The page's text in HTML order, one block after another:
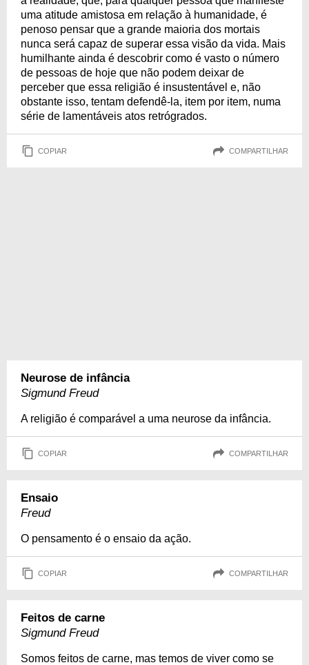
uma atitude amistosa em relação à humanidade, é
penoso pensar que a grande maioria dos mortais
nunca será capaz de superar essa visão da vida. Mais
humilhante ainda é descobrir como é vasto o número
de pessoas de hoje que não podem deixar de
perceber que essa religião é insustentável e, não
obstante isso, tentam defendê-la, item por item, numa
série de lamentáveis atos retrógrados.
COPIAR COMPARTILHAR
Neurose de infância
Sigmund Freud
A religião é comparável a uma neurose da infância.
COPIAR COMPARTILHAR
Ensaio
Freud
O pensamento é o ensaio da ação.
COPIAR COMPARTILHAR
Feitos de carne
Sigmund Freud
Somos feitos de carne, mas temos de viver como se